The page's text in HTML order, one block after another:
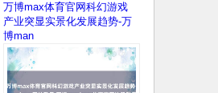
万博max体育官网科幻游戏
产业突显实景化发展趋势-万
博man